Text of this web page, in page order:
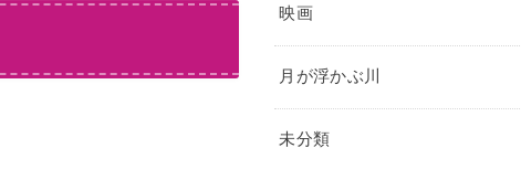
映画
月が浮かぶ川
未分類